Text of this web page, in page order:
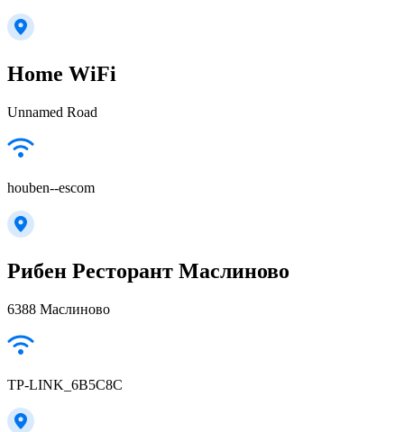
Home WiFi
Unnamed Road
houben--escom
Рибен Ресторант Маслиново
6388 Маслиново
TP-LINK_6B5C8C